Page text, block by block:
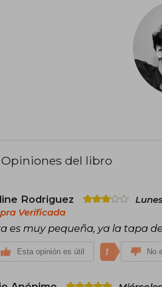
Opiniones del libro
Rodriguez
Verificada
es muy pequeña, ya la tapa
Esta opinión es útil 1 No